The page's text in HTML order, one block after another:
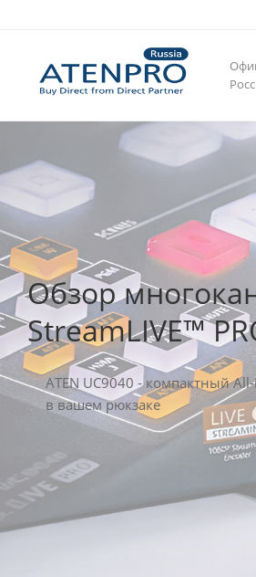
Обзор
StreamLIVE™
ATEN UC9040 - компактный
в вашем рюкзаке